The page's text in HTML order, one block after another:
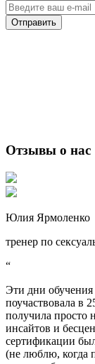
Отзывы о нас
Юлия Ярмоленко
тренер по
“
Эти дни обучения
поучаствовала в
получила просто
инсайтов и
сертификации
(не люблю, когда